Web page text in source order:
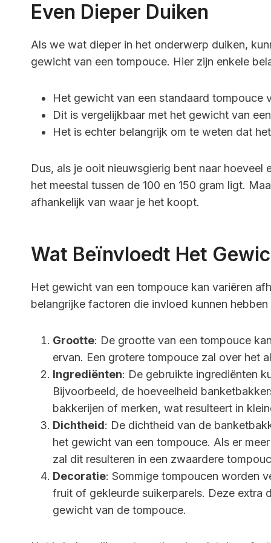
Even Dieper Duiken
Als we wat dieper in het onderwerp duiken,
gewicht van een tompouce. Hier zijn enkele
Het gewicht van een standaard tompouce
Dit is vergelijkbaar met het gewicht van
Het is echter belangrijk om te weten dat
Dus, als je ooit nieuwsgierig bent naar
het meestal tussen de 100 en 150 gram ligt.
afhankelijk van waar je het koopt.
Wat Beïnvloedt Het
Het gewicht van een tompouce kan variëren
belangrijke factoren die invloed kunnen
Grootte: De grootte van een tompouce
ervan. Een grotere tompouce zal over het
Ingrediënten: De gebruikte ingrediënten
Bijvoorbeeld, de hoeveelheid
bakkerijen of merken, wat resulteert in
Dichtheid: De dichtheid van de
het gewicht van een tompouce. Als er
zal dit resulteren in een zwaardere
Decoratie: Sommige tompoucen worden
fruit of gekleurde suikerparels. Deze extra
gewicht van de tompouce.